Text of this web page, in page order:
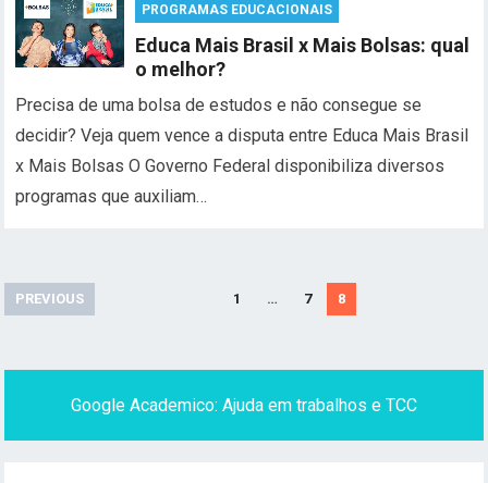
PROGRAMAS EDUCACIONAIS
Educa Mais Brasil x Mais Bolsas: qual
o melhor?
Precisa de uma bolsa de estudos e não consegue se
decidir? Veja quem vence a disputa entre Educa Mais Brasil
x Mais Bolsas O Governo Federal disponibiliza diversos
programas que auxiliam…
Paginação
de
PREVIOUS 1 … 7 8
Google Academico: Ajuda em trabalhos e TCC